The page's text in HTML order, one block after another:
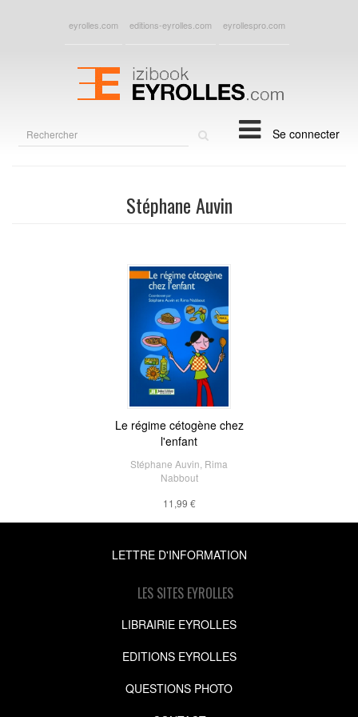
eyrolles.com editions-eyrolles.com eyrollespro.com
Se connecter
Stéphane Auvin
Le régime cétogène chez
l'enfant
Stéphane Auvin Rima
Nabbout
11,99 €
LETTRE D'INFORMATION
LES SITES EYROLLES
LIBRAIRIE EYROLLES
EDITIONS EYROLLES
QUESTIONS PHOTO